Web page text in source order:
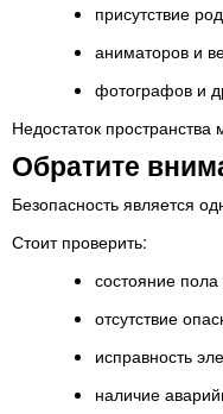
присутствие
аниматоров и
фотографов и
Недостаток
Обратите
Безопасность является
Стоит проверить:
состояние
отсутствие
исправность
наличие